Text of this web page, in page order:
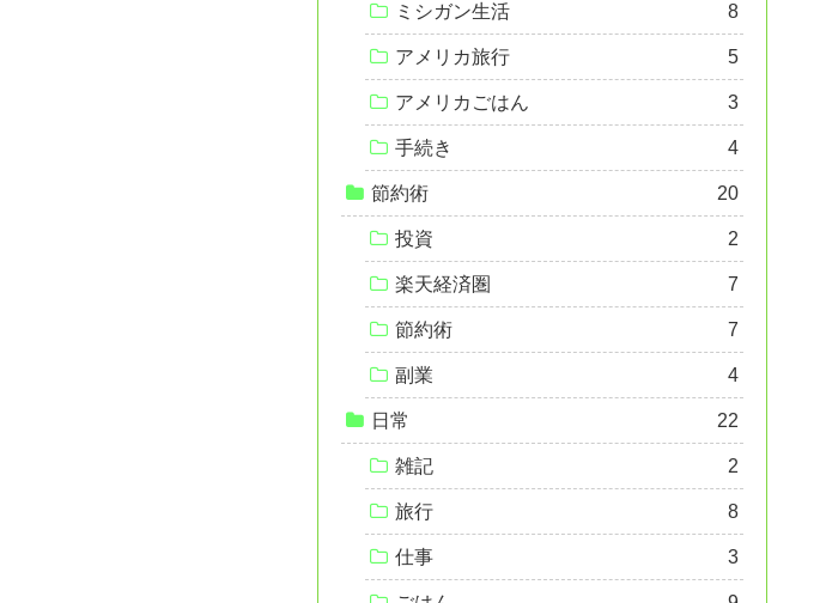
ミシガン生活 8
アメリカ旅行 5
アメリカごはん 3
手続き 4
節約術 20
投資 2
楽天経済圏 7
節約術 7
副業 4
日常 22
雑記 2
旅行 8
仕事 3